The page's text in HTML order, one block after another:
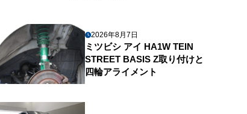
2026年8月7日
ミツビシ アイ HA1W TEIN
STREET BASIS Z取り付けと
四輪アライメント